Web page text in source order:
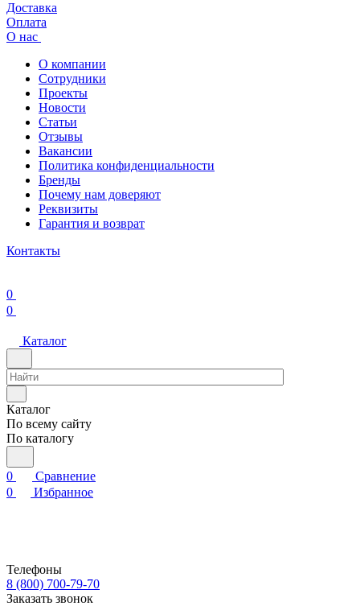
Доставка
Оплата
О нас
О компании
Сотрудники
Проекты
Новости
Статьи
Отзывы
Вакансии
Политика конфиденциальности
Бренды
Почему нам доверяют
Реквизиты
Гарантия и возврат
Контакты
0
0
Каталог
Каталог
По всему сайту
По каталогу
0
Сравнение
0
Избранное
Телефоны
8 (800) 700-79-70
Заказать звонок